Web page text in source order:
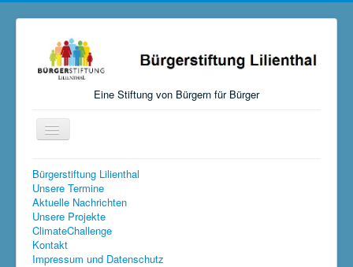
Eine Stiftung von Bürgern für Bürger
Navigation
an/aus
Startseite
Aktuelles
Über uns
Mitmachen, Spenden, Stiften
Bürgerstiftung Lilienthal
Unsere Termine
Aktuelle Nachrichten
Unsere Projekte
ClimateChallenge
Kontakt
Impressum und Datenschutz